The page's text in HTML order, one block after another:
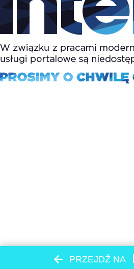
PRZEJDŹ NA